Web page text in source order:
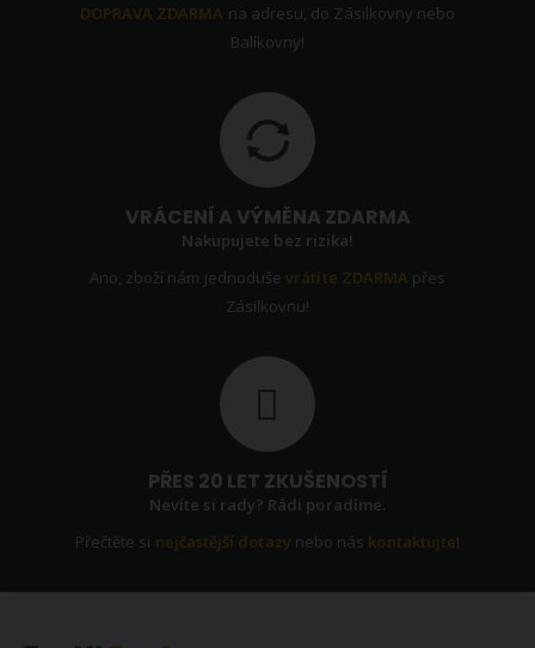
DOPRAVA ZDARMA na adresu, do Zásilkovny nebo
Balíkovny!
VRÁCENÍ A VÝMĚNA ZDARMA
Nakupujete bez rizika!
Ano, zboží nám jednoduševrátíte ZDARMA přes
Zásilkovnu!
PŘES 20 LET ZKUŠENOSTÍ
Nevíte si rady? Rádi poradíme.
Přečtěte si nejčastější dotazy nebo nás kontaktujte!